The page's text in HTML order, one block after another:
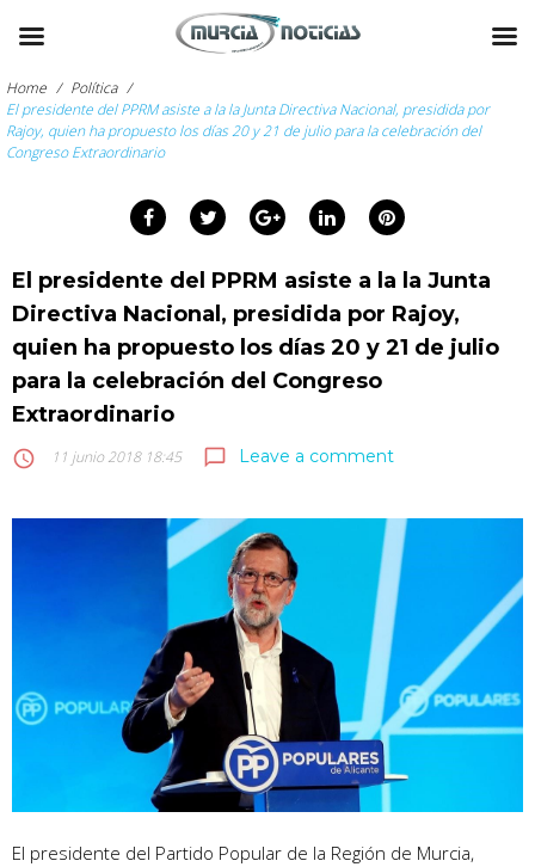
Skip
to
content
Home / Política /
El presidente del PPRM asiste a la la Junta Directiva Nacional, presidida por
Rajoy, quien ha propuesto los días 20 y 21 de julio para la celebración del
Congreso Extraordinario
FacebookTwitterGoogle+LinkedInPinterest
El presidente del PPRM asiste a la la Junta
Directiva Nacional, presidida por Rajoy,
quien ha propuesto los días 20 y 21 de julio
para la celebración del Congreso
Extraordinario
access_time 11 junio 2018 18:45 chat_bubble_outline Leave a comment
El presidente del Partido Popular de la Región de Murcia,